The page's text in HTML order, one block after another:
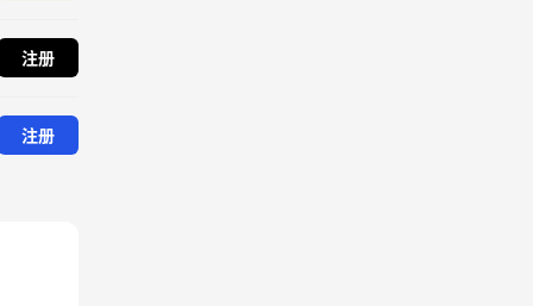
注册
注册